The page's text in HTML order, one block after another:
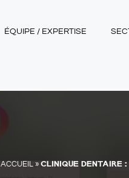
ÉQUIPE / EXPERTISE
ACCUEIL» CLINIQUE DENTAIRE :